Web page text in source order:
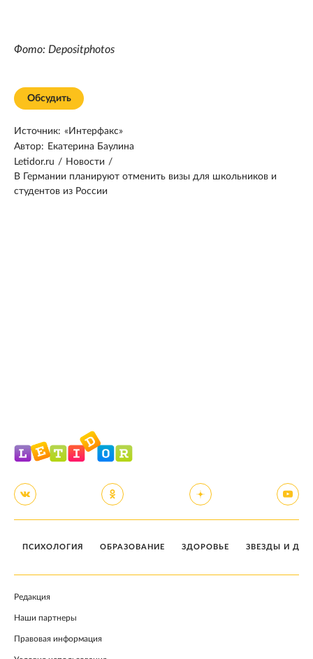
Фото: Depositphotos
Обсудить
Источник: «Интерфакс»
Автор: Екатерина Баулина
Letidor.ru / Новости /
В Германии планируют отменить визы для школьников и
студентов из России
ПСИХОЛОГИЯ ОБРАЗОВАНИЕ ЗДОРОВЬЕ ЗВЕЗДЫ И
Редакция
Наши партнеры
Правовая информация